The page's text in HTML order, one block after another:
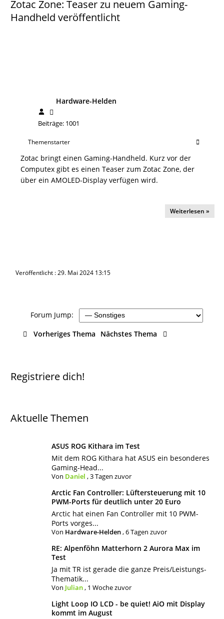
Zotac Zone: Teaser zu neuem Gaming-
Handheld veröffentlicht
Hardware-Helden
Beiträge: 1001
Themenstarter
Zotac bringt einen Gaming-Handheld. Kurz vor der
Computex gibt es einen Teaser zum Zotac Zone, der
über ein AMOLED-Display verfügen wird.
Weiterlesen »
Veröffentlicht : 29. Mai 2024 13:15
Forum Jump:
Vorheriges Thema
Nächstes Thema
Registriere dich!
Aktuelle Themen
ASUS ROG Kithara im Test
Mit dem ROG Kithara hat ASUS ein besonderes
Gaming-Head...
Von Daniel ,3 Tagen zuvor
Arctic Fan Controller: Lüftersteuerung mit 10
PWM-Ports für deutlich unter 20 Euro
Arctic hat einen Fan Controller mit 10 PWM-
Ports vorges...
Von Hardware-Helden,6 Tagen zuvor
RE: Alpenföhn Matterhorn 2 Aurora Max im
Test
Ja mit TR ist gerade die ganze Preis/Leistungs-
Thematik...
Von Julian, 1 Woche zuvor
Light Loop IO LCD - be quiet! AiO mit Display
kommt im August